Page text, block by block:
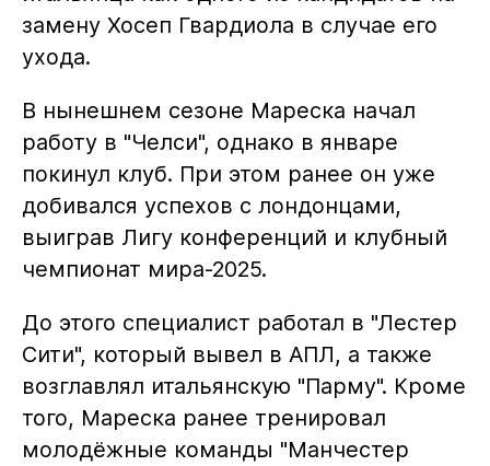
замену Хосеп Гвардиола в случае его
ухода.
В нынешнем сезоне Мареска начал
работу в "Челси", однако в январе
покинул клуб. При этом ранее он уже
добивался успехов с лондонцами,
выиграв Лигу конференций и клубный
чемпионат мира-2025.
До этого специалист работал в "Лестер
Сити", который вывел в АПЛ, а также
возглавлял итальянскую "Парму". Кроме
того, Мареска ранее тренировал
молодёжные команды "Манчестер